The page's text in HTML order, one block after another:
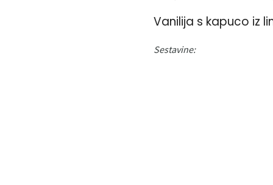
Vanilija s kapuco iz
Sestavine: